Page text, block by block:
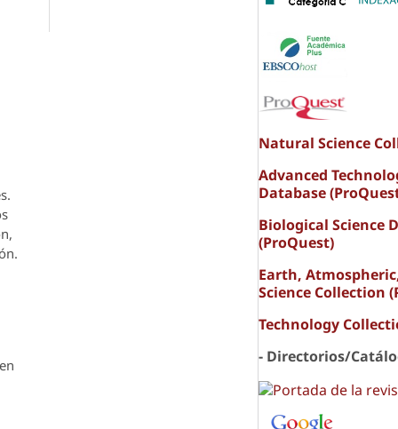
Natural Science
Advanced
Database
Biological Science
(ProQuest)
Earth,
Science Collection
Technology
- Directorios/